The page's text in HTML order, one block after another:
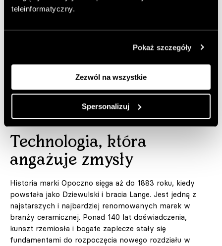
teleinformatyczny.
Pokaż szczegóły
Zezwól na wszystkie
Spersonalizuj
Zdjęcia: Materiały prasowe
Dodaj do ulubionych artykułów
Technologia, która
angażuje zmysły
Historia marki Opoczno sięga aż do 1883 roku, kiedy
powstała jako Dziewulski i bracia Lange. Jest jedną z
najstarszych i najbardziej renomowanych marek w
branży ceramicznej. Ponad 140 lat doświadczenia,
kunszt rzemiosła i bogate zaplecze stały się
fundamentami do rozpoczęcia nowego rozdziału w